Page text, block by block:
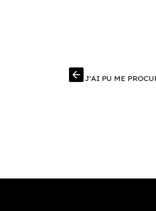
J'AI PU ME
arrow_back